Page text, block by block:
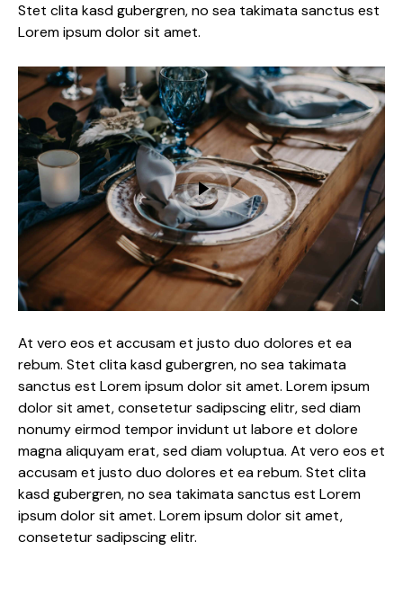
Stet clita kasd gubergren, no sea takimata sanctus est
Lorem ipsum dolor sit amet.
At vero eos et accusam et justo duo dolores et ea
rebum. Stet clita kasd gubergren, no sea takimata
sanctus est Lorem ipsum dolor sit amet. Lorem ipsum
dolor sit amet, consetetur sadipscing elitr, sed diam
nonumy eirmod tempor invidunt ut labore et dolore
magna aliquyam erat, sed diam voluptua. At vero eos et
accusam et justo duo dolores et ea rebum. Stet clita
kasd gubergren, no sea takimata sanctus est Lorem
ipsum dolor sit amet. Lorem ipsum dolor sit amet,
consetetur sadipscing elitr.